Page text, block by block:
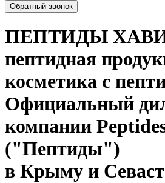
Обратный звонок
ПЕПТИДЫ
пептидная
косметика с
Официальный
компании
("Пептиды")
в Крыму и